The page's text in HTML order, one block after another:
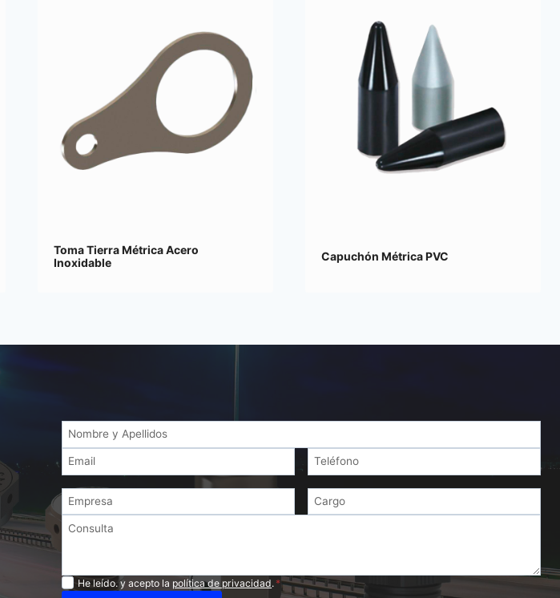
Toma Tierra Métrica Acero
Inoxidable
Capuchón Métrica PVC
Privacidad
He leído. y acepto la política de privacidad. *